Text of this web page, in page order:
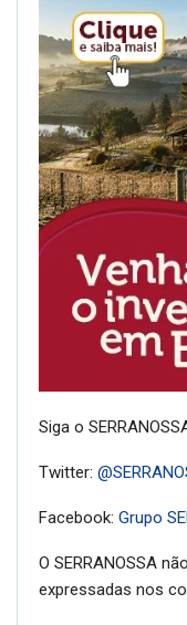
Siga o
Twitter:
Facebook: Grupo
O SERRANOSSA
expressadas nos